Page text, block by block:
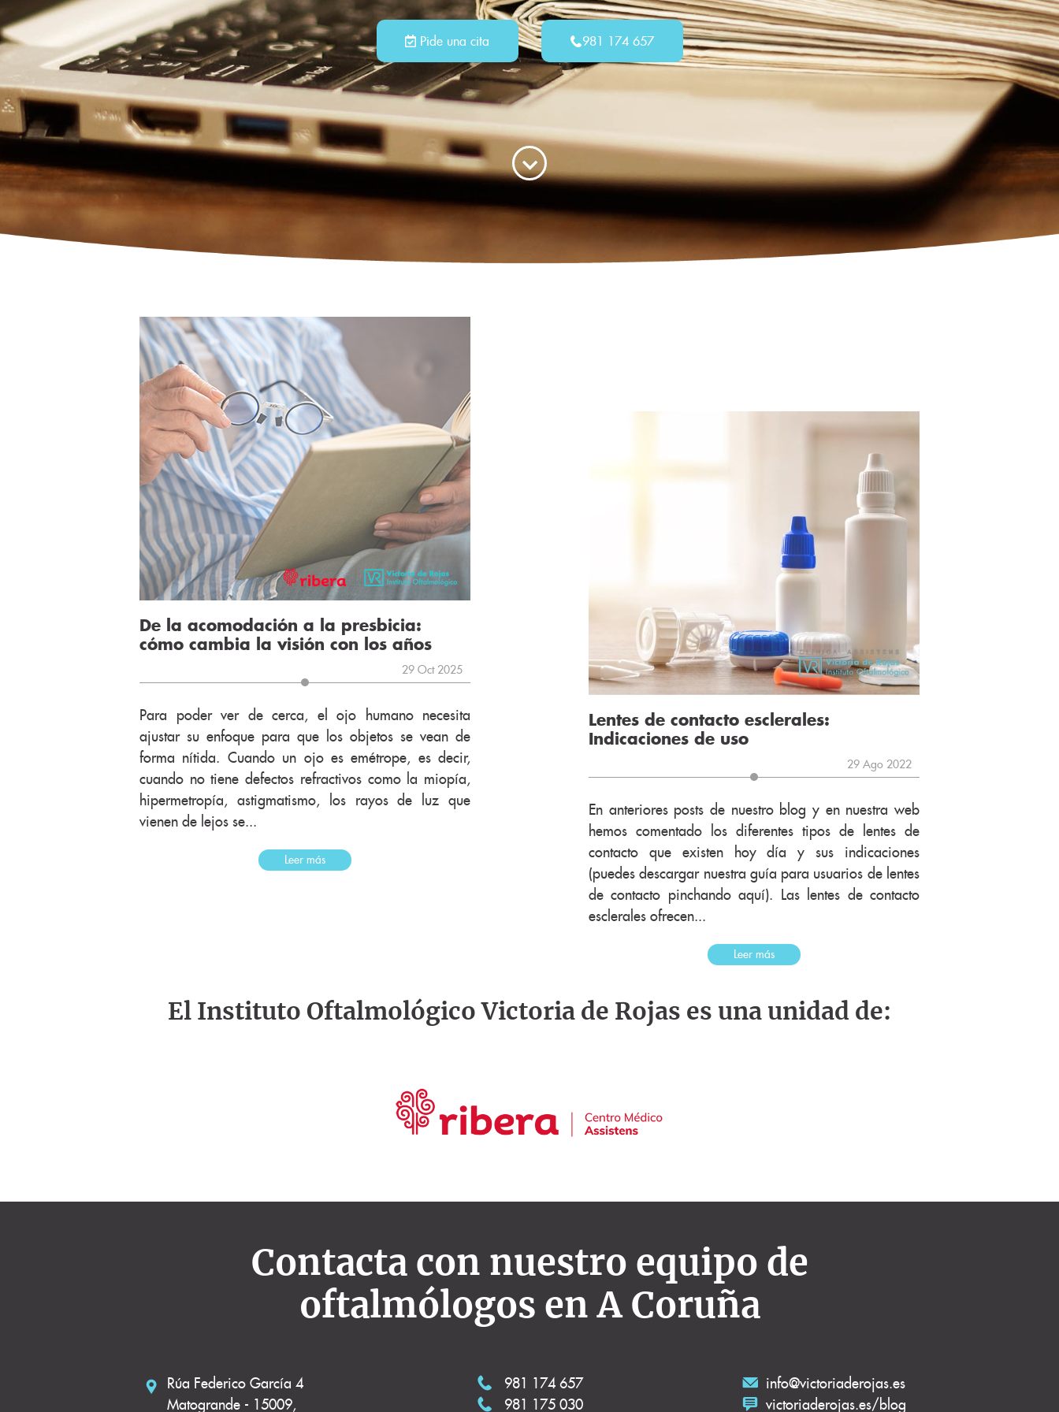
Pide una cita 981 174 657
De la acomodación a la presbicia:
cómo cambia la visión con los años
29 Oct 2025
Para poder ver de cerca, el ojo humano necesita
ajustar su enfoque para que los objetos se vean de
forma nítida. Cuando un ojo es emétrope, es decir,
cuando no tiene defectos refractivos como la miopía,
hipermetropía, astigmatismo, los rayos de luz que
vienen de lejos se...
Leer más
Lentes de contacto esclerales:
Indicaciones de uso
29 Ago 2022
En anteriores posts de nuestro blog y en nuestra web
hemos comentado los diferentes tipos de lentes de
contacto que existen hoy día y sus indicaciones
(puedes descargar nuestra guía para usuarios de lentes
de contacto pinchando aquí). Las lentes de contacto
esclerales ofrecen...
Leer más
El Instituto Oftalmológico Victoria de Rojas es una unidad de:
Contacta con nuestro equipo de
oftalmólogos en A Coruña
Rúa Federico García 4
Matogrande - 15009,
981 174 657
981 175 030
info@victoriaderojas.es
victoriaderojas.es/blog